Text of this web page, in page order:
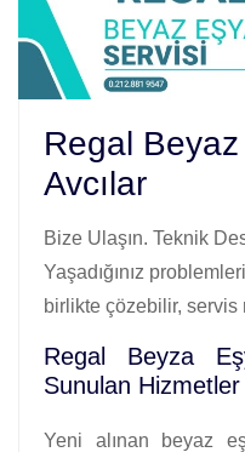
Regal
Avcılar
Bize Ulaşın. Teknik
Yaşadığınız
birlikte çözebilir,
Regal Beyza
Sunulan Hizmetler
Yeni alınan beyaz